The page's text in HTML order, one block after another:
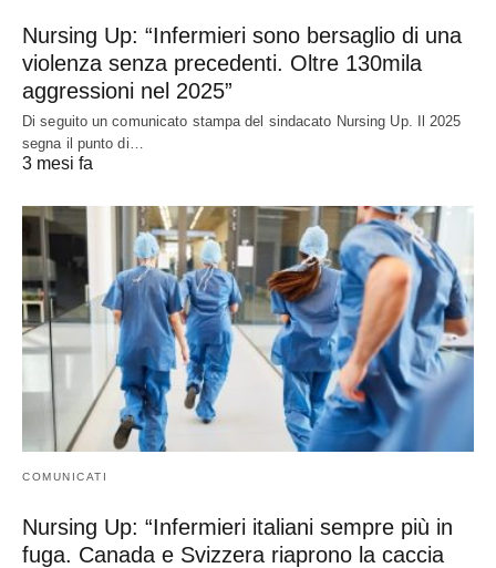
Nursing Up: “Infermieri sono bersaglio di una
violenza senza precedenti. Oltre 130mila
aggressioni nel 2025”
Di seguito un comunicato stampa del sindacato Nursing Up. Il 2025
segna il punto di…
3 mesi fa
COMUNICATI
Nursing Up: “Infermieri italiani sempre più in
fuga. Canada e Svizzera riaprono la caccia